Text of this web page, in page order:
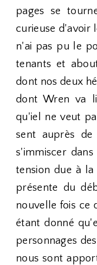
pages se
curieuse d'avoir
n'ai pas pu le
tenants et
dont nos deux
dont Wren va
qu'iel ne veut
sent auprès
s'immiscer
tension due à
présente du
nouvelle fois ce
étant donné
personnages
nous sont